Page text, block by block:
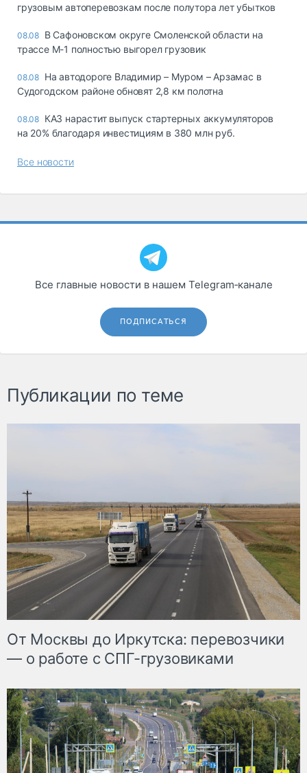
грузовым автоперевозкам после полутора лет убытков
08.08 В Сафоновском округе Смоленской области на
трассе М-1 полностью выгорел грузовик
08.08 На автодороге Владимир – Муром – Арзамас в
Судогодском районе обновят 2,8 км полотна
08.08 КАЗ нарастит выпуск стартерных аккумуляторов
на 20% благодаря инвестициям в 380 млн руб.
Все новости
Все главные новости в нашем Telegram‑канале
ПОДПИСАТЬСЯ
Публикации по теме
От Москвы до Иркутска: перевозчики
— о работе с СПГ-грузовиками